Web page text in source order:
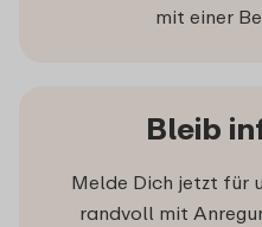
mit einer
Bleib
Melde Dich jetzt für
randvoll mit